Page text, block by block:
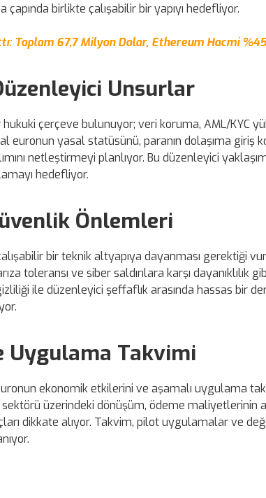
birlikte çalışabilir bir yapıyı hedefliyor.
Toplam 67,7 Milyon Dolar, Ethereum Hacmi
Unsurlar
çerçeve bulunuyor; veri koruma, AML/KYC
yasal statüsünü, paranın dolaşıma giriş
netleştirmeyi planlıyor. Bu düzenleyici
hedefliyor.
Önlemleri
bir teknik altyapıya dayanması gerektiği
toleransı ve siber saldırılara karşı dayanıklılık
ile düzenleyici şeffaflık arasında hassas bir
Uygulama Takvimi
ekonomik etkilerini ve aşamalı uygulama
sektörü üzerindeki dönüşüm, ödeme maliyetlerinin
dikkate alıyor. Takvim, pilot uygulamalar ve